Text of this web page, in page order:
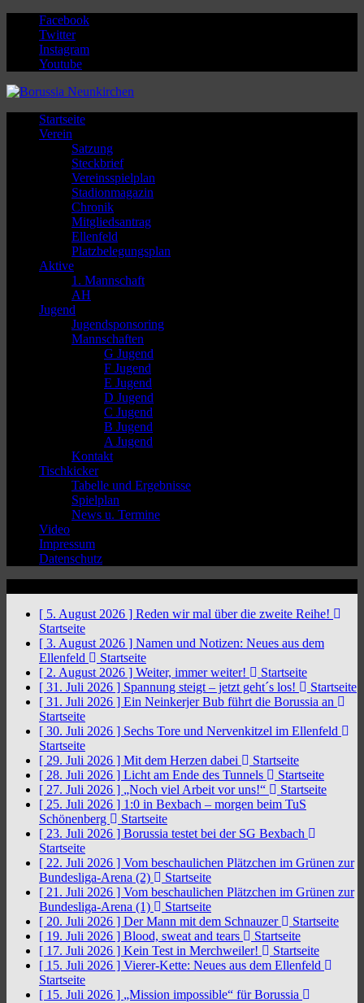
Facebook
Twitter
Instagram
Youtube
Startseite
Verein
Satzung
Steckbrief
Vereinsspielplan
Stadionmagazin
Chronik
Mitgliedsantrag
Ellenfeld
Platzbelegungsplan
Aktive
1. Mannschaft
AH
Jugend
Jugendsponsoring
Mannschaften
G Jugend
F Jugend
E Jugend
D Jugend
C Jugend
B Jugend
A Jugend
Kontakt
Tischkicker
Tabelle und Ergebnisse
Spielplan
News u. Termine
Video
Impressum
Datenschutz
[ 5. August 2026 ] Reden wir mal über die zweite Reihe!
Startseite
[ 3. August 2026 ] Namen und Notizen: Neues aus dem
Ellenfeld
Startseite
[ 2. August 2026 ] Weiter, immer weiter!
Startseite
[ 31. Juli 2026 ] Spannung steigt – jetzt geht´s los!
Startseite
[ 31. Juli 2026 ] Ein Neinkerjer Bub führt die Borussia an
Startseite
[ 30. Juli 2026 ] Sechs Tore und Nervenkitzel im Ellenfeld
Startseite
[ 29. Juli 2026 ] Mit dem Herzen dabei
Startseite
[ 28. Juli 2026 ] Licht am Ende des Tunnels
Startseite
[ 27. Juli 2026 ] „Noch viel Arbeit vor uns!“
Startseite
[ 25. Juli 2026 ] 1:0 in Bexbach – morgen beim TuS
Schönenberg
Startseite
[ 23. Juli 2026 ] Borussia testet bei der SG Bexbach
Startseite
[ 22. Juli 2026 ] Vom beschaulichen Plätzchen im Grünen zur
Bundesliga-Arena (2)
Startseite
[ 21. Juli 2026 ] Vom beschaulichen Plätzchen im Grünen zur
Bundesliga-Arena (1)
Startseite
[ 20. Juli 2026 ] Der Mann mit dem Schnauzer
Startseite
[ 19. Juli 2026 ] Blood, sweat and tears
Startseite
[ 17. Juli 2026 ] Kein Test in Merchweiler!
Startseite
[ 15. Juli 2026 ] Vierer-Kette: Neues aus dem Ellenfeld
Startseite
[ 15. Juli 2026 ] „Mission impossible“ für Borussia